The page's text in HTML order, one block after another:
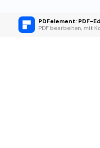
PDFelement: PDF-
PDF bearbeiten, mit